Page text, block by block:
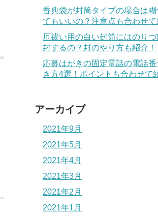
香典袋が封筒タイプの場合は糊
てもいいの？注意点も合わせて
厄祓い用の白い封筒にはのりづ
封するの？封のやり方も紹介！
応募はがきの固定電話の電話
き方4選！ポイントも合わせて
アーカイブ
2021年9月
2021年5月
2021年4月
2021年3月
2021年2月
2021年1月